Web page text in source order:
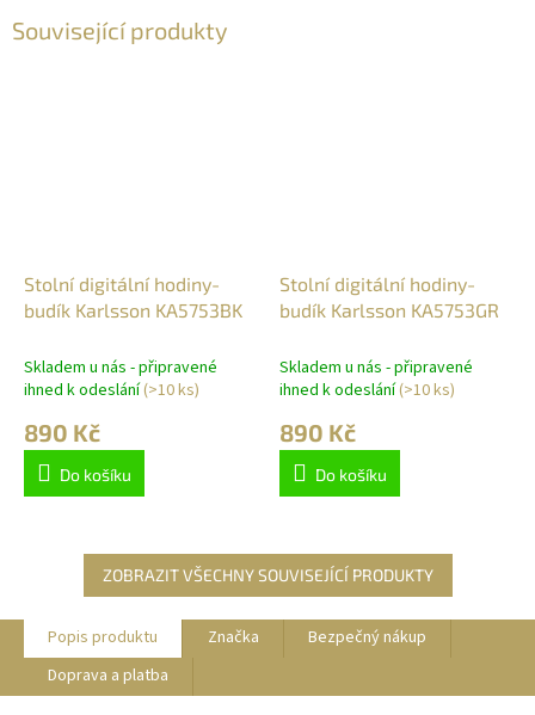
Související produkty
Stolní digitální hodiny-
budík Karlsson KA5753BK
Skladem u nás - připravené
ihned k odeslání(>10 ks)
890 Kč
Do košíku
Stolní digitální hodiny-
budík Karlsson KA5753GR
Skladem u nás - připravené
ihned k odeslání(>10 ks)
890 Kč
Do košíku
ZOBRAZIT VŠECHNY SOUVISEJÍCÍ PRODUKTY
Popis produktu Značka
Bezpečný nákup
Doprava a platba